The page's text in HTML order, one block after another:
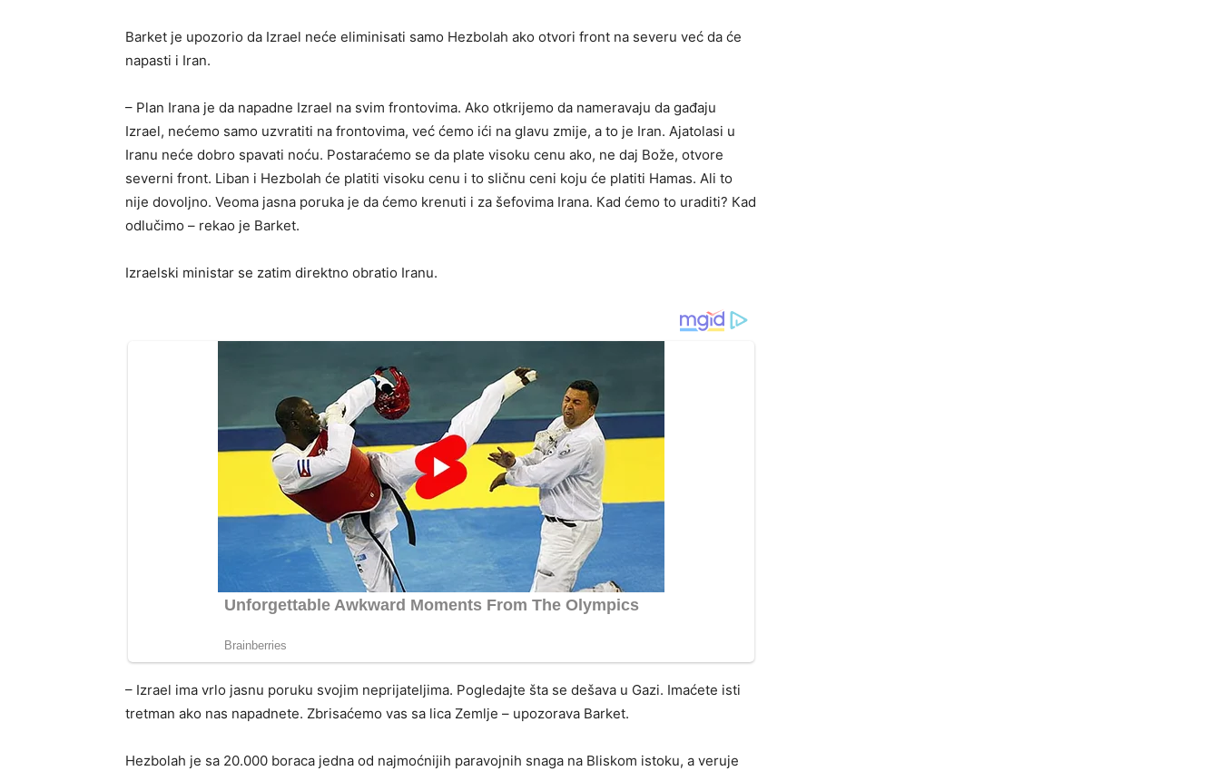
Barket je upozorio da Izrael neće eliminisati samo Hezbolah ako otvori front na severu već da će
napasti i Iran.
– Plan Irana je da napadne Izrael na svim frontovima. Ako otkrijemo da nameravaju da gađaju
Izrael, nećemo samo uzvratiti na frontovima, već ćemo ići na glavu zmije, a to je Iran. Ajatolasi u
Iranu neće dobro spavati noću. Postaraćemo se da plate visoku cenu ako, ne daj Bože, otvore
severni front. Liban i Hezbolah će platiti visoku cenu i to sličnu ceni koju će platiti Hamas. Ali to
nije dovoljno. Veoma jasna poruka je da ćemo krenuti i za šefovima Irana. Кad ćemo to uraditi? Кad
odlučimo – rekao je Barket.
Izraelski ministar se zatim direktno obratio Iranu.
– Izrael ima vrlo jasnu poruku svojim neprijateljima. Pogledajte šta se dešava u Gazi. Imaćete isti
tretman ako nas napadnete. Zbrisaćemo vas sa lica Zemlje – upozorava Barket.
Hezbolah je sa 20.000 boraca jedna od najmoćnijih paravojnih snaga na Bliskom istoku, a veruje